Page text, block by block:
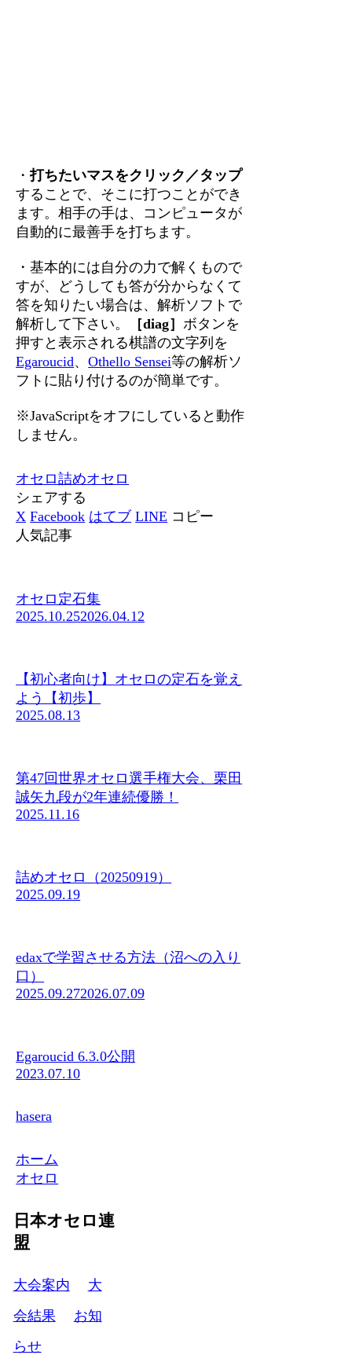
・打ちたいマスをクリック／タップ
することで、そこに打つことができ
ます。相手の手は、コンピュータが
自動的に最善手を打ちます。
・基本的には自分の力で解くもので
すが、どうしても答が分からなくて
答を知りたい場合は、解析ソフトで
解析して下さい。
［diag］ ボタンを
押すと表示される棋譜の文字列を
Egaroucid、Othello Sensei等の解析ソ
フトに貼り付けるのが簡単です。
※JavaScriptをオフにしていると動作
しません。
オセロ詰めオセロ
シェアする
X Facebook はてブ LINE コピー
人気記事
オセロ定石集
2025.10.252026.04.12
【初心者向け】オセロの定石を覚え
よう【初歩】
2025.08.13
第47回世界オセロ選手権大会、栗田
誠矢九段が2年連続優勝！
2025.11.16
詰めオセロ（20250919）
2025.09.19
edaxで学習させる方法（沼への入り
口）
2025.09.272026.07.09
Egaroucid 6.3.0公開
2023.07.10
hasera
ホーム
オセロ
日本オセロ連
盟
大会案内
大
会結果
お知
らせ